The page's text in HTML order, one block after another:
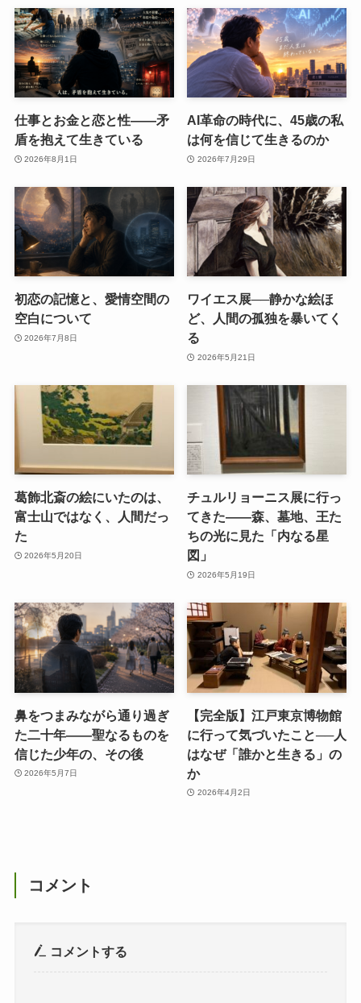
仕事とお金と恋と性——矛
盾を抱えて生きている
2026年8月1日
AI革命の時代に、45歳の私
は何を信じて生きるのか
2026年7月29日
初恋の記憶と、愛情空間の
空白について
2026年7月8日
ワイエス展──静かな絵ほ
ど、人間の孤独を暴いてく
る
2026年5月21日
葛飾北斎の絵にいたのは、
富士山ではなく、人間だっ
た
2026年5月20日
チュルリョーニス展に行っ
てきた――森、墓地、王た
ちの光に見た「内なる星
図」
2026年5月19日
鼻をつまみながら通り過ぎ
た二十年――聖なるものを
信じた少年の、その後
2026年5月7日
【完全版】江戸東京博物館
に行って気づいたこと──人
はなぜ「誰かと生きる」の
か
2026年4月2日
コメント
コメントする